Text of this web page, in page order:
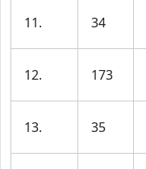
11. 34
12. 173
13. 35